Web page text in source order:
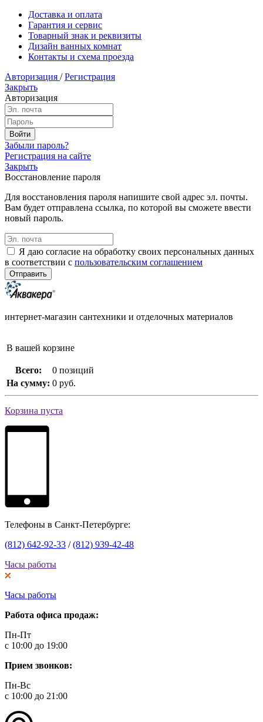
Доставка и оплата
Гарантия и сервис
Товарный знак и реквизиты
Дизайн ванных комнат
Контакты и схема проезда
Авторизация / Регистрация
Закрыть
Авторизация
Забыли пароль?
Регистрация на сайте
Закрыть
Восстановление пароля
Для восстановления пароля напишите свой адрес эл. почты.
Вам будет отправлена ссылка, по которой вы сможете ввести
новый пароль.
Я даю согласие на обработку своих персональных данных
в соответствии с пользовательским соглашением
интернет-магазин сантехники и отделочных материалов
В вашей корзине
Всего:
0 позиций
На сумму: 0 руб.
Корзина пуста
Телефоны в Санкт-Петербурге:
(812) 642-92-33 /(812) 939-42-48
Часы работы
Часы работы
Работа офиса продаж:
Пн-Пт
с 10:00 до 19:00
Прием звонков:
Пн-Вс
с 10:00 до 21:00